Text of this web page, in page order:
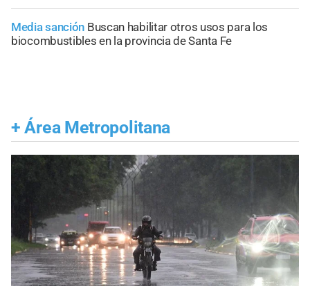
Media sanción Buscan habilitar otros usos para los
biocombustibles en la provincia de Santa Fe
+ Área Metropolitana